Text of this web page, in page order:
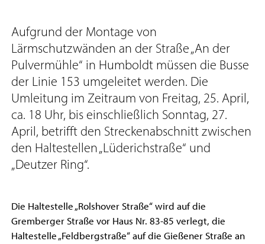
Aufgrund der Montage von
Lärmschutzwänden an der Straße „An der
Pulvermühle“ in Humboldt müssen die Busse
der Linie 153 umgeleitet werden. Die
Umleitung im Zeitraum von Freitag, 25. April,
ca. 18 Uhr, bis einschließlich Sonntag, 27.
April, betrifft den Streckenabschnitt zwischen
den Haltestellen „Lüderichstraße“ und
„Deutzer Ring“.
Die Haltestelle „Rolshover Straße“ wird auf die
Gremberger Straße vor Haus Nr. 83-85 verlegt, die
Haltestelle „Feldbergstraße“ auf die Gießener Straße an